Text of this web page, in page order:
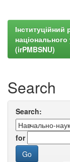
(irPMBSNU)
Search
Search:
for